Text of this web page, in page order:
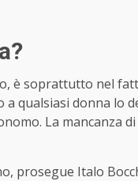
è soprattutto nel
a qualsiasi donna lo
La mancanza
prosegue Italo